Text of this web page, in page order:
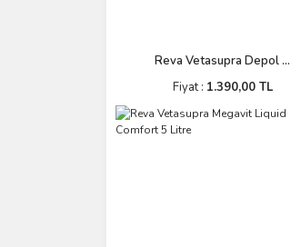
Reva Vetasupra Depol ...
Fiyat : 1.390,00 TL